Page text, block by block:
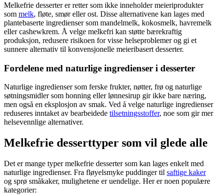
Melkefrie desserter er retter som ikke inneholder meieriprodukter
som melk, fløte, smør eller ost. Disse alternativene kan lages med
plantebaserte ingredienser som mandelmelk, kokosmelk, havremelk
eller cashewkrem. Å velge melkefri kan støtte bærekraftig
produksjon, redusere risikoen for visse helseproblemer og gi et
sunnere alternativ til konvensjonelle meieribasert desserter.
Fordelene med naturlige ingredienser i desserter
Naturlige ingredienser som ferske frukter, nøtter, frø og naturlige
søtningsmidler som honning eller lønnesirup gir ikke bare næring,
men også en eksplosjon av smak. Ved å velge naturlige ingredienser
reduseres inntaket av bearbeidede tilsetningsstoffer, noe som gir mer
helsevennlige alternativer.
Melkefrie desserttyper som vil glede alle
Det er mange typer melkefrie desserter som kan lages enkelt med
naturlige ingredienser. Fra fløyelsmyke puddinger til saftige kaker
og sprø småkaker, mulighetene er uendelige. Her er noen populære
kategorier: